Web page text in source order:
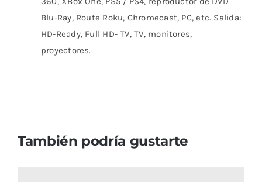
Blu-Ray, Route Roku, Chromecast, PC, etc. Salida:
HD-Ready, Full HD- TV, TV, monitores,
proyectores.
También podría gustarte